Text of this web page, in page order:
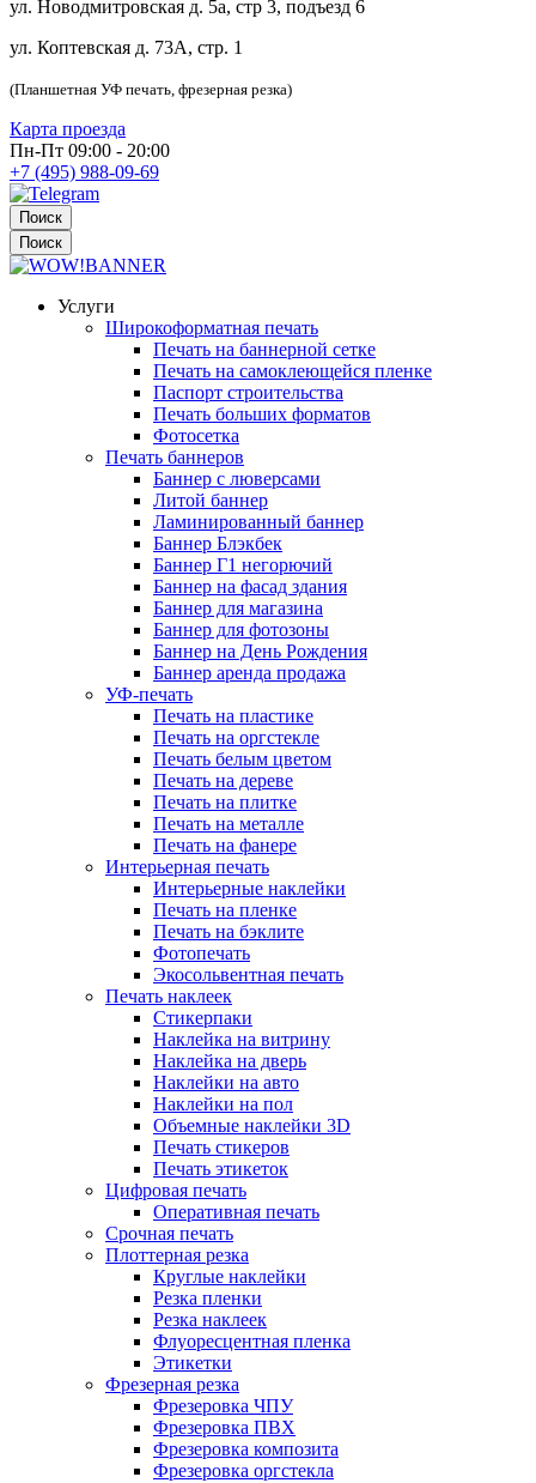
ул. Новодмитровская д. 5а, стр 3, подъезд 6
ул. Коптевская д. 73А, стр. 1
(Планшетная УФ печать, фрезерная резка)
Карта проезда
Пн-Пт 09:00 - 20:00
+7 (495) 988-09-69
Поиск
Поиск
Услуги
Широкоформатная печать
Печать на баннерной сетке
Печать на самоклеющейся пленке
Паспорт строительства
Печать больших форматов
Фотосетка
Печать баннеров
Баннер с люверсами
Литой баннер
Ламинированный баннер
Баннер Блэкбек
Баннер Г1 негорючий
Баннер на фасад здания
Баннер для магазина
Баннер для фотозоны
Баннер на День Рождения
Баннер аренда продажа
УФ-печать
Печать на пластике
Печать на оргстекле
Печать белым цветом
Печать на дереве
Печать на плитке
Печать на металле
Печать на фанере
Интерьерная печать
Интерьерные наклейки
Печать на пленке
Печать на бэклите
Фотопечать
Экосольвентная печать
Печать наклеек
Стикерпаки
Наклейка на витрину
Наклейка на дверь
Наклейки на авто
Наклейки на пол
Объемные наклейки 3D
Печать стикеров
Печать этикеток
Цифровая печать
Оперативная печать
Срочная печать
Плоттерная резка
Круглые наклейки
Резка пленки
Резка наклеек
Флуоресцентная пленка
Этикетки
Фрезерная резка
Фрезеровка ЧПУ
Фрезеровка ПВХ
Фрезеровка композита
Фрезеровка оргстекла